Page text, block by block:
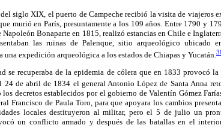
siglo XIX, el puerto de Campeche recibió la visita de viajeros
murió en París, presuntamente a los 109 años. Entre 1790 y
Bonaparte en 1815, realizó estancias en Chile e
las ruinas de Palenque, sitio arqueológico
expedición arqueológica a los estados de Chiapas y Yucatán.
se recuperaba de la epidemia de cólera que en 1833 provocó
24 de abril de 1834 el general Antonio López de Santa Anna
decretos establecidos por el gobierno de Valentín Gómez
Francisco de Paula Toro, para que apoyara los cambios
locales destituyeron al militar, pero el 5 de julio un
un conflicto armado y después de las batallas en el